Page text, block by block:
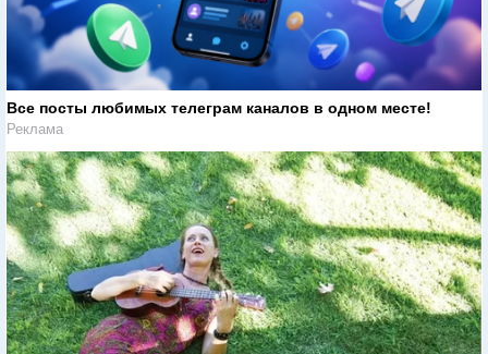
Все посты любимых телеграм каналов в одном месте!
Реклама